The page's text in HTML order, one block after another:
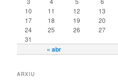
« abr
10
11 12 13
17
18 19 20
24
25 26 27
31
ARXIU